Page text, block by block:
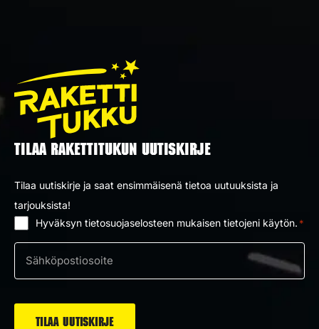
TILAA RAKETTITUKUN UUTISKIRJE
Tilaa uutiskirje ja saat ensimmäisenä tietoa uutuuksista ja
tarjouksista!
Hyväksyn tietosuojaselosteen mukaisen tietojeni käytön. *
Sähköposti